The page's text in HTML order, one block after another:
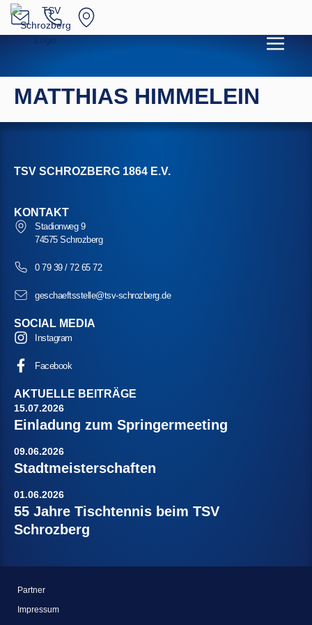
MATTHIAS HIMMELEIN
TSV SCHROZBERG 1864 E.V.
KONTAKT
Stadionweg 9
74575 Schrozberg
0 79 39 / 72 65 72
geschaeftsstelle@tsv-schrozberg.de
SOCIAL MEDIA
Instagram
Facebook
AKTUELLE BEITRÄGE
15.07.2026
Einladung zum Springermeeting
09.06.2026
Stadtmeisterschaften
01.06.2026
55 Jahre Tischtennis beim TSV
Schrozberg
Partner
Impressum